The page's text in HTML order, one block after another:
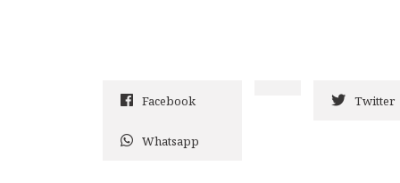
Facebook Twitter
Whatsapp